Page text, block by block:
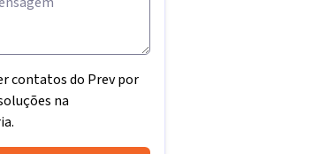
contatos do Prev por
na